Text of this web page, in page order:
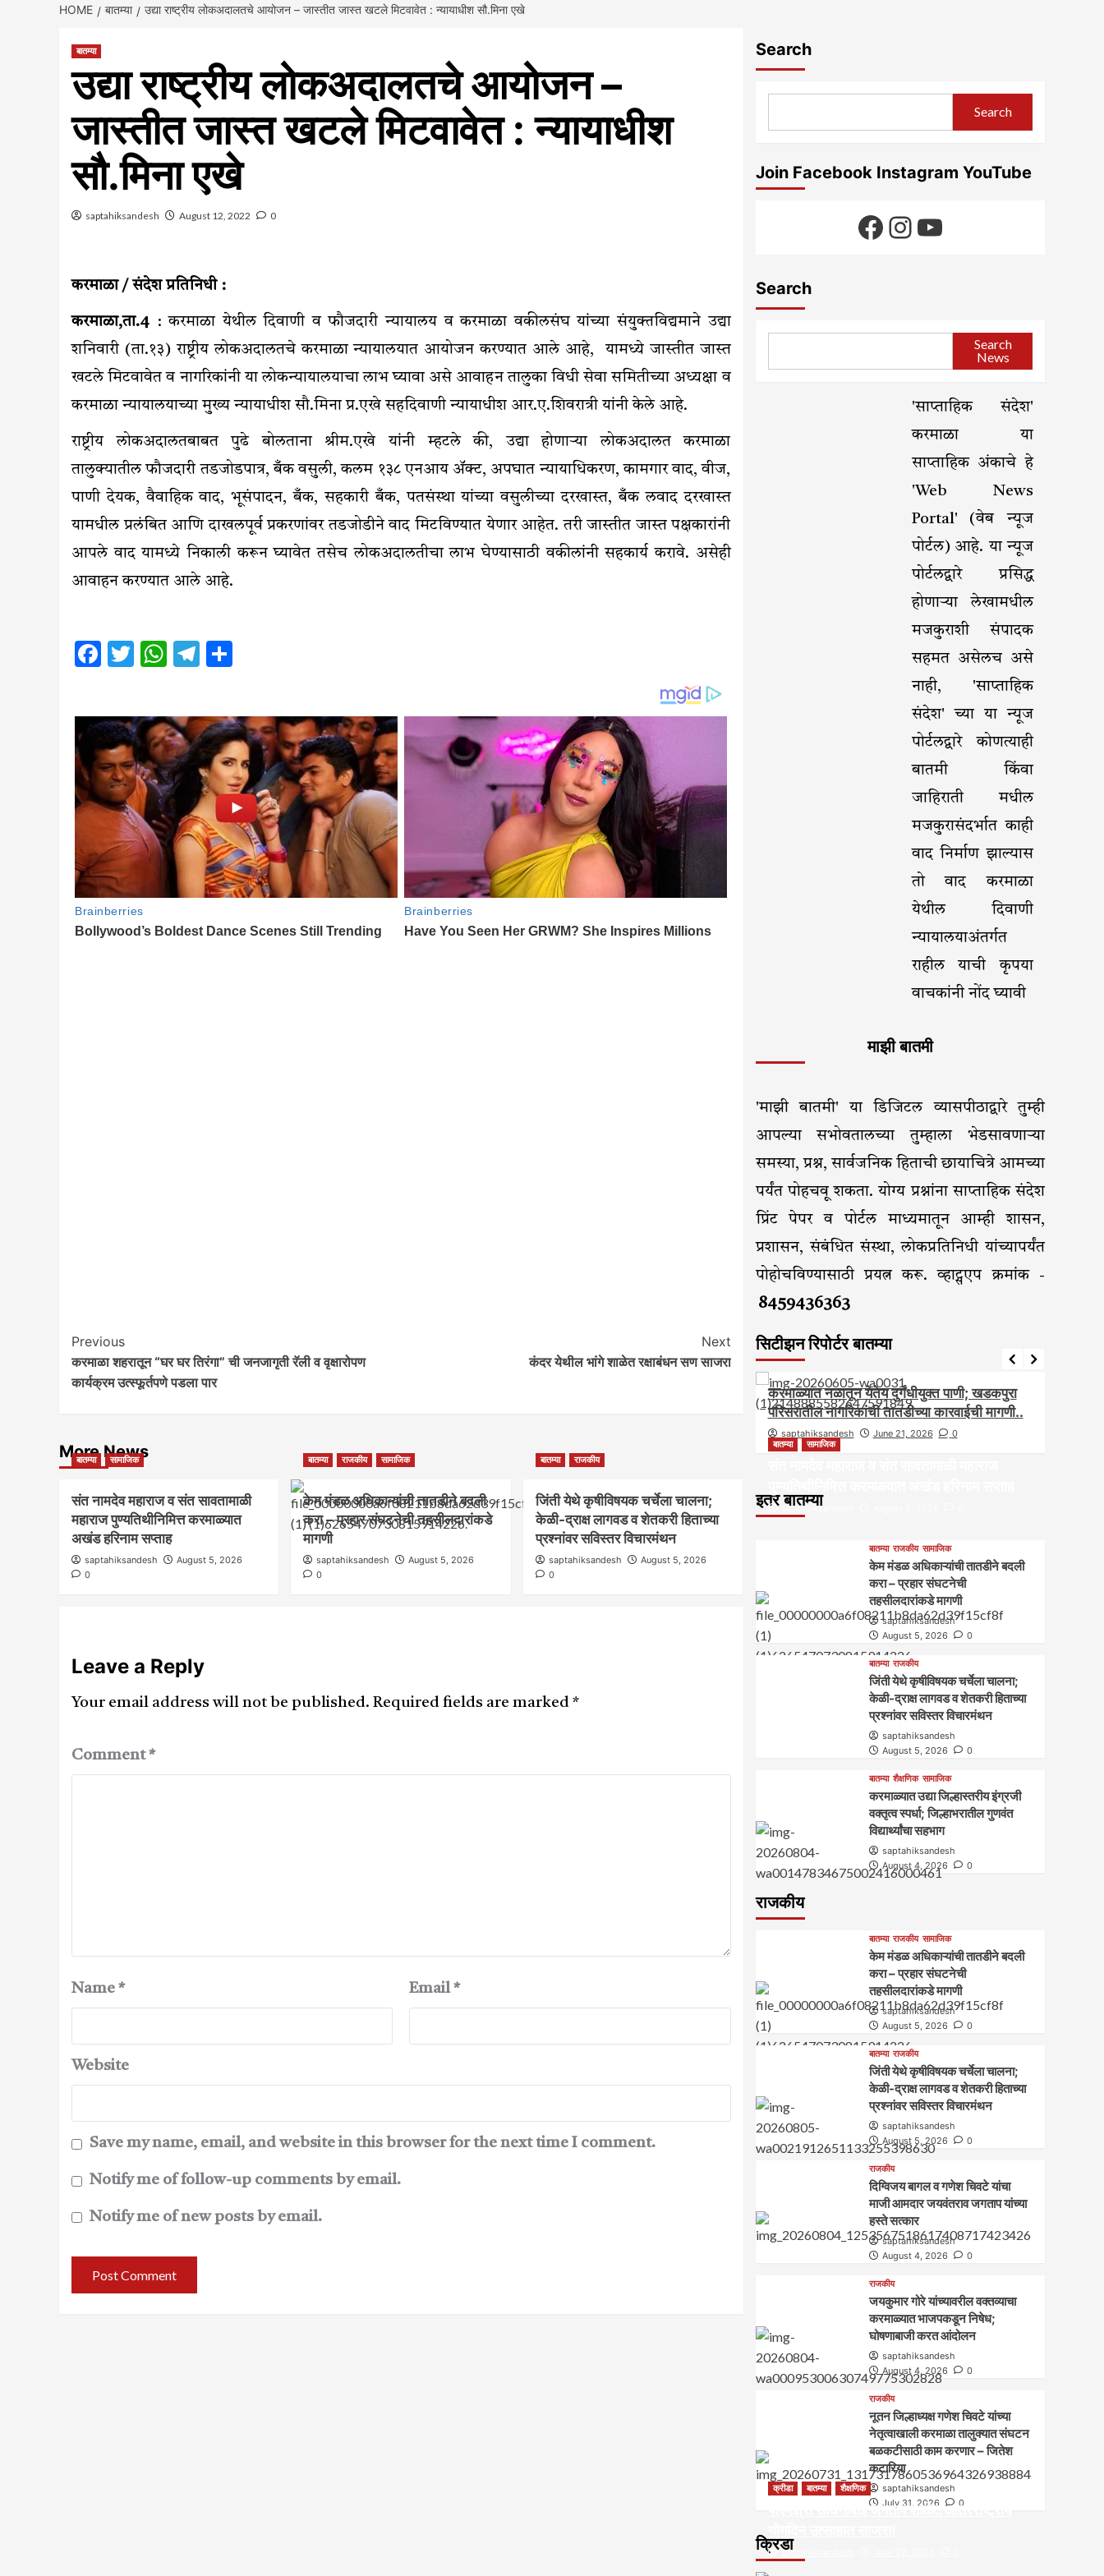
HOME बातम्या उद्या राष्ट्रीय लोकअदालतचे आयोजन – जास्तीत जास्त खटले मिटवावेत : न्यायाधीश सौ.मिना एखे
बातम्या
उद्या राष्ट्रीय लोकअदालतचे आयोजन –
जास्तीत जास्त खटले मिटवावेत : न्यायाधीश
सौ.मिना एखे
saptahiksandesh August 12, 2022 0
करमाळा / संदेश प्रतिनिधी :
करमाळा,ता.4 : करमाळा येथील दिवाणी व फौजदारी न्यायालय व करमाळा वकीलसंघ यांच्या संयुक्तविद्यमाने उद्या
शनिवारी (ता.१३) राष्ट्रीय लोकअदालतचे करमाळा न्यायालयात आयोजन करण्यात आले आहे, यामध्ये जास्तीत जास्त
खटले मिटवावेत व नागरिकांनी या लोकन्यायालयाचा लाभ घ्यावा असे आवाहन तालुका विधी सेवा समितीच्या अध्यक्षा व
करमाळा न्यायालयाच्या मुख्य न्यायाधीश सौ.मिना प्र.एखे सहदिवाणी न्यायाधीश आर.ए.शिवरात्री यांनी केले आहे.
राष्ट्रीय लोकअदालतबाबत पुढे बोलताना श्रीम.एखे यांनी म्हटले की, उद्या होणाऱ्या लोकअदालत करमाळा
तालुक्यातील फौजदारी तडजोडपात्र, बँक वसुली, कलम १३८ एनआय ॲक्ट, अपघात न्यायाधिकरण, कामगार वाद, वीज,
पाणी देयक, वैवाहिक वाद, भूसंपादन, बँक, सहकारी बँक, पतसंस्था यांच्या वसुलीच्या दरखास्त, बँक लवाद दरखास्त
यामधील प्रलंबित आणि दाखलपूर्व प्रकरणांवर तडजोडीने वाद मिटविण्यात येणार आहेत. तरी जास्तीत जास्त पक्षकारांनी
आपले वाद यामध्ये निकाली करून घ्यावेत तसेच लोकअदालतीचा लाभ घेण्यासाठी वकीलांनी सहकार्य करावे. असेही
आवाहन करण्यात आले आहे.
Facebook
Twitter
WhatsApp
Telegram
Post
Navigation
Previous
करमाळा शहरातून “घर घर तिरंगा” ची जनजागृती रॅली व वृक्षारोपण
कार्यक्रम उत्स्फूर्तपणे पडला पार
Next
कंदर येथील भांगे शाळेत रक्षाबंधन सण साजरा
More News
बातम्या सामाजिक
संत नामदेव महाराज व संत सावतामाळी
महाराज पुण्यतिथीनिमित्त करमाळ्यात
अखंड हरिनाम सप्ताह
saptahiksandesh
August 5, 2026
0
बातम्या राजकीय सामाजिक
केम मंडळ अधिकाऱ्यांची तातडीने बदली
करा – प्रहार संघटनेची तहसीलदारांकडे
मागणी
saptahiksandesh
August 5, 2026
0
बातम्या राजकीय
जिंती येथे कृषीविषयक चर्चेला चालना;
केळी-द्राक्ष लागवड व शेतकरी हिताच्या
प्रश्नांवर सविस्तर विचारमंथन
saptahiksandesh
August 5, 2026
0
Leave a Reply
Your email address will not be published. Required fields are marked *
Comment*
Name * Email*
Website
Save my name, email, and website in this browser for the next time I comment.
Notify me of follow-up comments by email.
Notify me of new posts by email.
Search
Search
Join Facebook Instagram YouTube
Facebook
Instagram
YouTube
Search
Search
News
'साप्ताहिक संदेश'
करमाळा या
साप्ताहिक अंकाचे हे
'Web News
Portal' (वेब न्यूज
पोर्टल) आहे. या न्यूज
पोर्टलद्वारे प्रसिद्ध
होणाऱ्या लेखामधील
मजकुराशी संपादक
सहमत असेलच असे
नाही, 'साप्ताहिक
संदेश' च्या या न्यूज
पोर्टलद्वारे कोणत्याही
बातमी किंवा
जाहिराती मधील
मजकुरासंदर्भात काही
वाद निर्माण झाल्यास
तो वाद करमाळा
येथील दिवाणी
न्यायालयाअंतर्गत
राहील याची कृपया
वाचकांनी नोंद घ्यावी
माझी बातमी
'माझी बातमी' या डिजिटल व्यासपीठाद्वारे तुम्ही
आपल्या सभोवतालच्या तुम्हाला भेडसावणाऱ्या
समस्या, प्रश्न, सार्वजनिक हिताची छायाचित्रे आमच्या
पर्यंत पोहचवू शकता. योग्य प्रश्नांना साप्ताहिक संदेश
प्रिंट पेपर व पोर्टल माध्यमातून आम्ही शासन,
प्रशासन, संबंधित संस्था, लोकप्रतिनिधी यांच्यापर्यंत
पोहोचविण्यासाठी प्रयत्न करू. व्हाट्सएप क्रमांक -
8459436363
सिटीझन रिपोर्टर बातम्या
आरोग्य आवाज जनतेचा बातम्या
करमाळ्यात नळातून येतेय दुर्गंधीयुक्त पाणी; खडकपुरा
परिसरातील नागरिकांची तातडीच्या कारवाईची मागणी..
saptahiksandesh June 21, 2026 0
इतर बातम्या
बातम्या सामाजिक
saptahiksandesh
बातम्या राजकीय सामाजिक
केम मंडळ अधिकाऱ्यांची तातडीने बदली
करा – प्रहार संघटनेची
तहसीलदारांकडे मागणी
saptahiksandesh
August 5, 2026
0
बातम्या राजकीय
जिंती येथे कृषीविषयक चर्चेला चालना;
केळी-द्राक्ष लागवड व शेतकरी हिताच्या
प्रश्नांवर सविस्तर विचारमंथन
saptahiksandesh
August 5, 2026
0
बातम्या शैक्षणिक सामाजिक
करमाळ्यात उद्या जिल्हास्तरीय इंग्रजी
वक्तृत्व स्पर्धा; जिल्हाभरातील गुणवंत
विद्यार्थ्यांचा सहभाग
saptahiksandesh
August 4, 2026
0
राजकीय
बातम्या राजकीय सामाजिक
केम मंडळ अधिकाऱ्यांची तातडीने बदली
करा – प्रहार संघटनेची
तहसीलदारांकडे मागणी
saptahiksandesh
August 5, 2026
0
बातम्या राजकीय
जिंती येथे कृषीविषयक चर्चेला चालना;
केळी-द्राक्ष लागवड व शेतकरी हिताच्या
प्रश्नांवर सविस्तर विचारमंथन
saptahiksandesh
August 5, 2026
0
राजकीय
दिग्विजय बागल व गणेश चिवटे यांचा
माजी आमदार जयवंतराव जगताप यांच्या
हस्ते सत्कार
saptahiksandesh
August 4, 2026
0
राजकीय
जयकुमार गोरे यांच्यावरील वक्तव्याचा
करमाळ्यात भाजपकडून निषेध;
घोषणाबाजी करत आंदोलन
saptahiksandesh
August 4, 2026
0
राजकीय
नूतन जिल्हाध्यक्ष गणेश चिवटे यांच्या
नेतृत्वाखाली करमाळा तालुक्यात संघटन
बळकटीसाठी काम करणार – जितेश
कटारिया
saptahiksandesh
July 31, 2026
0
क्रिडा
क्रीडा बातम्या शैक्षणिक
पीएमश्री साधनाबाई जगताप शाळेत आंतरराष्ट्रीय
saptahiksandesh